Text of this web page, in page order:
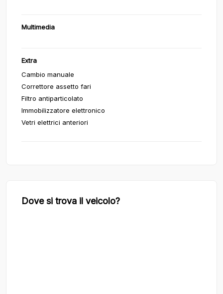
Multimedia
Extra
Cambio manuale
Correttore assetto fari
Filtro antiparticolato
Immobilizzatore elettronico
Vetri elettrici anteriori
Dove si trova il veicolo?